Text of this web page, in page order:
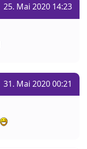
25. Mai 2020 14:23
31. Mai 2020 00:21